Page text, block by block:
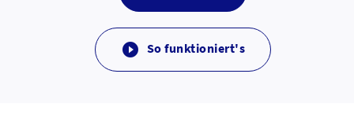
 So funktioniert's